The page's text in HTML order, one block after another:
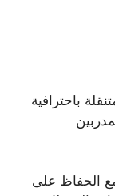
باحترافية
الحفاظ على